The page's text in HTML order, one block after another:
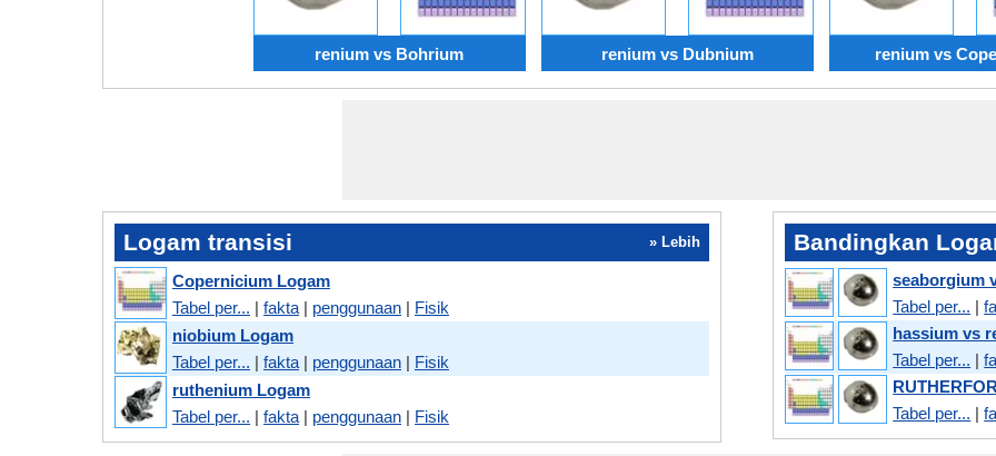
renium vs Bohrium renium vs Dubnium renium vs
Logam transisi » Lebih
Copernicium Logam
Tabel per... | fakta | penggunaan | Fisik
niobium Logam
Tabel per... | fakta | penggunaan | Fisik
ruthenium Logam
Tabel per... | fakta | penggunaan | Fisik
Bandingkan
seaborgium
Tabel per... |
hassium vs
Tabel per... |
Tabel per... |